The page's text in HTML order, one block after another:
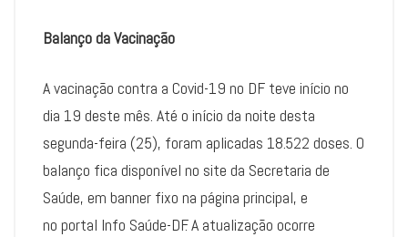
Balanço da Vacinação
A vacinação contra a Covid-19 no DF teve início no
dia 19 deste mês. Até o início da noite desta
segunda-feira (25), foram aplicadas 18.522 doses. O
balanço fica disponível no site da Secretaria de
Saúde, em banner fixo na página principal, e
no portal Info Saúde-DF. A atualização ocorre